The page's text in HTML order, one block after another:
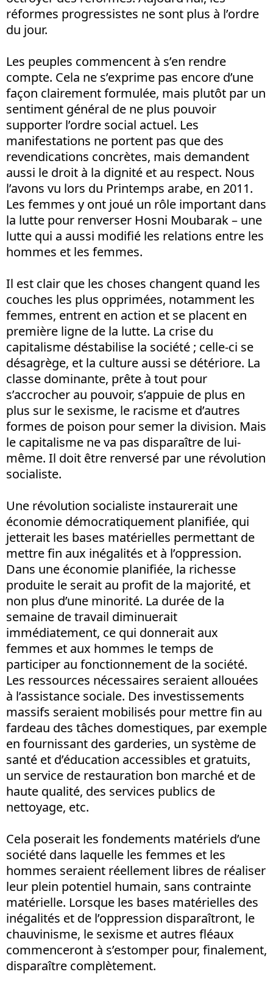
réformes progressistes ne sont plus à l’ordre
du jour.
Les peuples commencent à s’en rendre
compte. Cela ne s’exprime pas encore d’une
façon clairement formulée, mais plutôt par un
sentiment général de ne plus pouvoir
supporter l’ordre social actuel. Les
manifestations ne portent pas que des
revendications concrètes, mais demandent
aussi le droit à la dignité et au respect. Nous
l’avons vu lors du Printemps arabe, en 2011.
Les femmes y ont joué un rôle important dans
la lutte pour renverser Hosni Moubarak – une
lutte qui a aussi modifié les relations entre les
hommes et les femmes.
Il est clair que les choses changent quand les
couches les plus opprimées, notamment les
femmes, entrent en action et se placent en
première ligne de la lutte. La crise du
capitalisme déstabilise la société ; celle-ci se
désagrège, et la culture aussi se détériore. La
classe dominante, prête à tout pour
s’accrocher au pouvoir, s’appuie de plus en
plus sur le sexisme, le racisme et d’autres
formes de poison pour semer la division. Mais
le capitalisme ne va pas disparaître de lui-
même. Il doit être renversé par une révolution
socialiste.
Une révolution socialiste instaurerait une
économie démocratiquement planifiée, qui
jetterait les bases matérielles permettant de
mettre fin aux inégalités et à l’oppression.
Dans une économie planifiée, la richesse
produite le serait au profit de la majorité, et
non plus d’une minorité. La durée de la
semaine de travail diminuerait
immédiatement, ce qui donnerait aux
femmes et aux hommes le temps de
participer au fonctionnement de la société.
Les ressources nécessaires seraient allouées
à l’assistance sociale. Des investissements
massifs seraient mobilisés pour mettre fin au
fardeau des tâches domestiques, par exemple
en fournissant des garderies, un système de
santé et d’éducation accessibles et gratuits,
un service de restauration bon marché et de
haute qualité, des services publics de
nettoyage, etc.
Cela poserait les fondements matériels d’une
société dans laquelle les femmes et les
hommes seraient réellement libres de réaliser
leur plein potentiel humain, sans contrainte
matérielle. Lorsque les bases matérielles des
inégalités et de l’oppression disparaîtront, le
chauvinisme, le sexisme et autres fléaux
commenceront à s’estomper pour, finalement,
disparaître complètement.